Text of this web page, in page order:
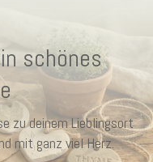
schönes
zu deinem Lieblingsort
mit ganz viel Herz.